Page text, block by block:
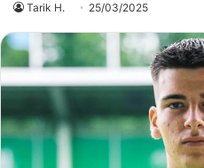
Tarik H. 25/03/2025